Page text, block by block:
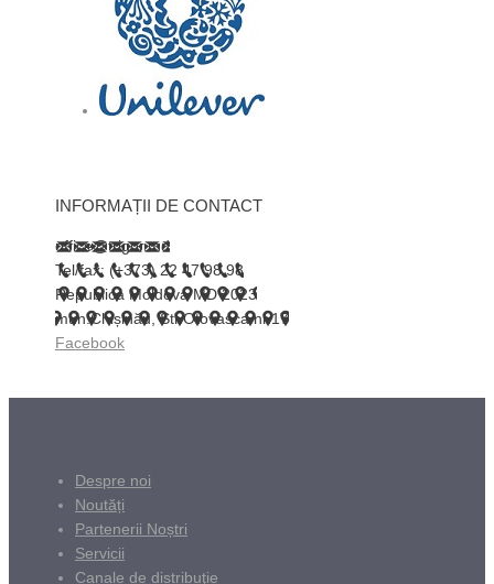
INFORMAȚII DE CONTACT
office@trigor.md
Tel/fax: (+373) 22 47 98 98
Republica Moldova MD 2023
mun.Chișinău, Str.Otovasca nr.17
Facebook
Despre noi
Noutăți
Partenerii Noștri
Servicii
Canale de distribuţie